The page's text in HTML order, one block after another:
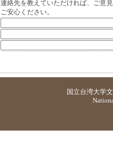
連絡先を教えていただければ、ご意
ご安心ください。
国立台湾大学